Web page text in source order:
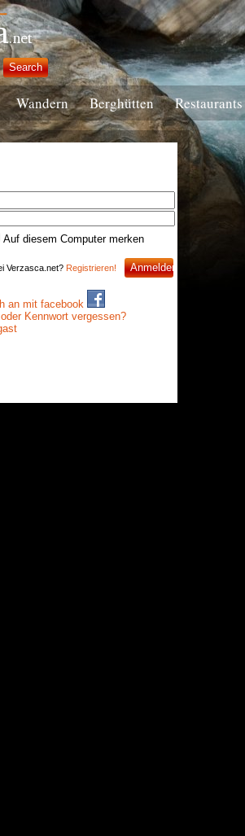
Wandern Berghütten Restaurants
Auf diesem Computer merken
Verzasca.net? Registrieren!
an mit facebook
Kennwort vergessen?